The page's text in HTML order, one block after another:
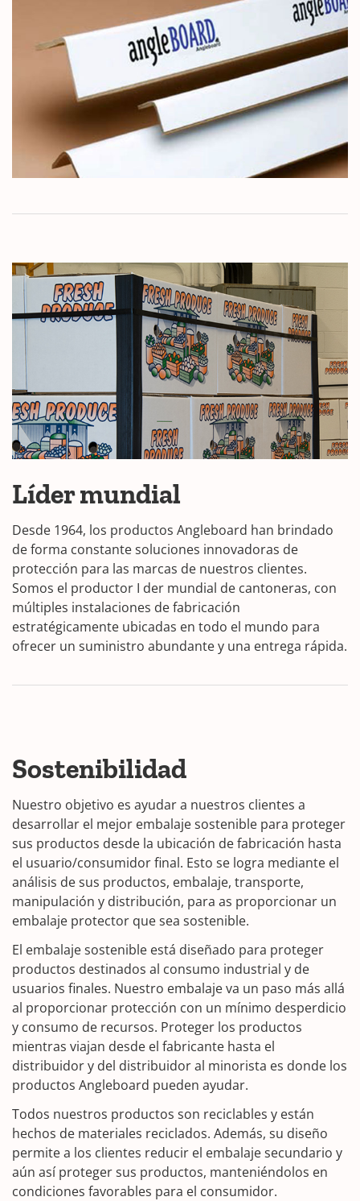
Líder mundial
Desde 1964, los productos Angleboard han brindado
de forma constante soluciones innovadoras de
protección para las marcas de nuestros clientes.
Somos el productor I der mundial de cantoneras, con
múltiples instalaciones de fabricación
estratégicamente ubicadas en todo el mundo para
ofrecer un suministro abundante y una entrega rápida.
Sostenibilidad
Nuestro objetivo es ayudar a nuestros clientes a
desarrollar el mejor embalaje sostenible para proteger
sus productos desde la ubicación de fabricación hasta
el usuario/consumidor final. Esto se logra mediante el
análisis de sus productos, embalaje, transporte,
manipulación y distribución, para as proporcionar un
embalaje protector que sea sostenible.
El embalaje sostenible está diseñado para proteger
productos destinados al consumo industrial y de
usuarios finales. Nuestro embalaje va un paso más allá
al proporcionar protección con un mínimo desperdicio
y consumo de recursos. Proteger los productos
mientras viajan desde el fabricante hasta el
distribuidor y del distribuidor al minorista es donde los
productos Angleboard pueden ayudar.
Todos nuestros productos son reciclables y están
hechos de materiales reciclados. Además, su diseño
permite a los clientes reducir el embalaje secundario y
aún así proteger sus productos, manteniéndolos en
condiciones favorables para el consumidor.